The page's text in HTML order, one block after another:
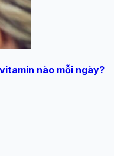
nào mỗi ngày?